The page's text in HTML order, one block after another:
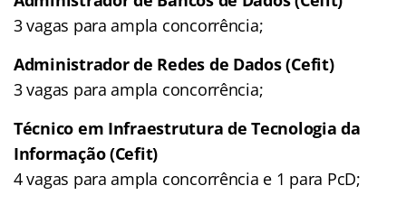
3 vagas para ampla concorrência;
Administrador de Redes de Dados (Cefit)
3 vagas para ampla concorrência;
Técnico em Infraestrutura de Tecnologia da
Informação (Cefit)
4 vagas para ampla concorrência e 1 para PcD;